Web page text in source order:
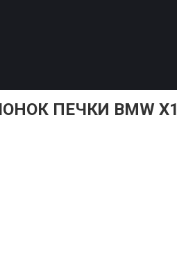
ПЕЧКИ BMW X1